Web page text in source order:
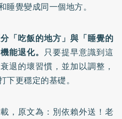
睡覺變成同一個地方。
「吃飯的地方」與「睡覺的
能退化。 只要提早意識到這
退的壞習慣，並加以調整，
下更穩定的基礎。
，原文為： 別依賴外送！老